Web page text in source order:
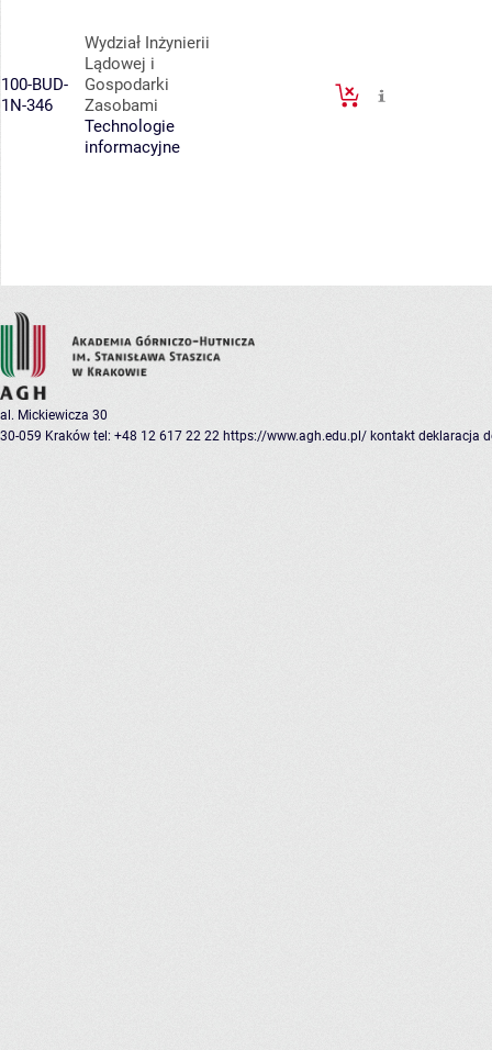
100-BUD-
1N-346
Wydział Inżynierii
Lądowej i
Gospodarki
Zasobami
Technologie
informacyjne
al. Mickiewicza 30
30-059 Kraków tel: +48 12 617 22 22 https://www.agh.edu.pl/ kontakt deklaracja